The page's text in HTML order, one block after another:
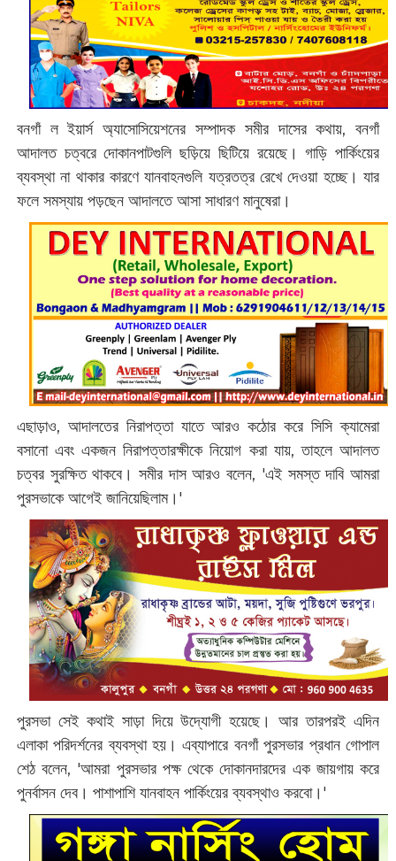
বনগাঁ ল ইয়ার্স অ্যাসোসিয়েশনের সম্পাদক সমীর দাসের কথায়, বনগাঁ
আদালত চত্বরে দোকানপাটগুলি ছড়িয়ে ছিটিয়ে রয়েছে। গাড়ি পার্কিংয়ের
ব্যবস্থা না থাকার কারণে যানবাহনগুলি যত্রতত্র রেখে দেওয়া হচ্ছে। যার
ফলে সমস্যায় পড়ছেন আদালতে আসা সাধারণ মানুষেরা।
এছাড়াও, আদালতের নিরাপত্তা যাতে আরও কঠোর করে সিসি ক্যামেরা
বসানো এবং একজন নিরাপত্তারক্ষীকে নিয়োগ করা যায়, তাহলে আদালত
চত্বর সুরক্ষিত থাকবে। সমীর দাস আরও বলেন, 'এই সমস্ত দাবি আমরা
পুরসভাকে আগেই জানিয়েছিলাম।'‌
পুরসভা সেই কথাই সাড়া দিয়ে উদ্যোগী হয়েছে। আর তারপরই এদিন
এলাকা পরিদর্শনের ব্যবস্থা হয়। এব্যাপারে বনগাঁ পুরসভার প্রধান গোপাল
শেঠ বলেন, 'আমরা পুরসভার পক্ষ থেকে দোকানদারদের এক জায়গায় করে
পুনর্বাসন দেব। পাশাপাশি যানবাহন পার্কিংয়ের ব্যবস্থাও করবো।'